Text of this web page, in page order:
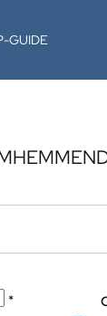
GUIDE
*